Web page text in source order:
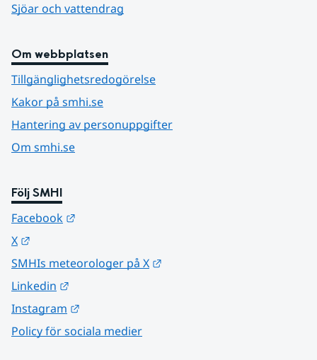
Sjöar och vattendrag
Om webbplatsen
Tillgänglighetsredogörelse
Kakor på smhi.se
Hantering av personuppgifter
Om smhi.se
Följ SMHI
Facebook
X
SMHIs meteorologer på X
Linkedin
Instagram
Policy för sociala medier